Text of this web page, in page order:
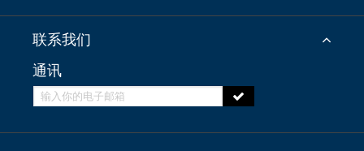
联系我们
通讯